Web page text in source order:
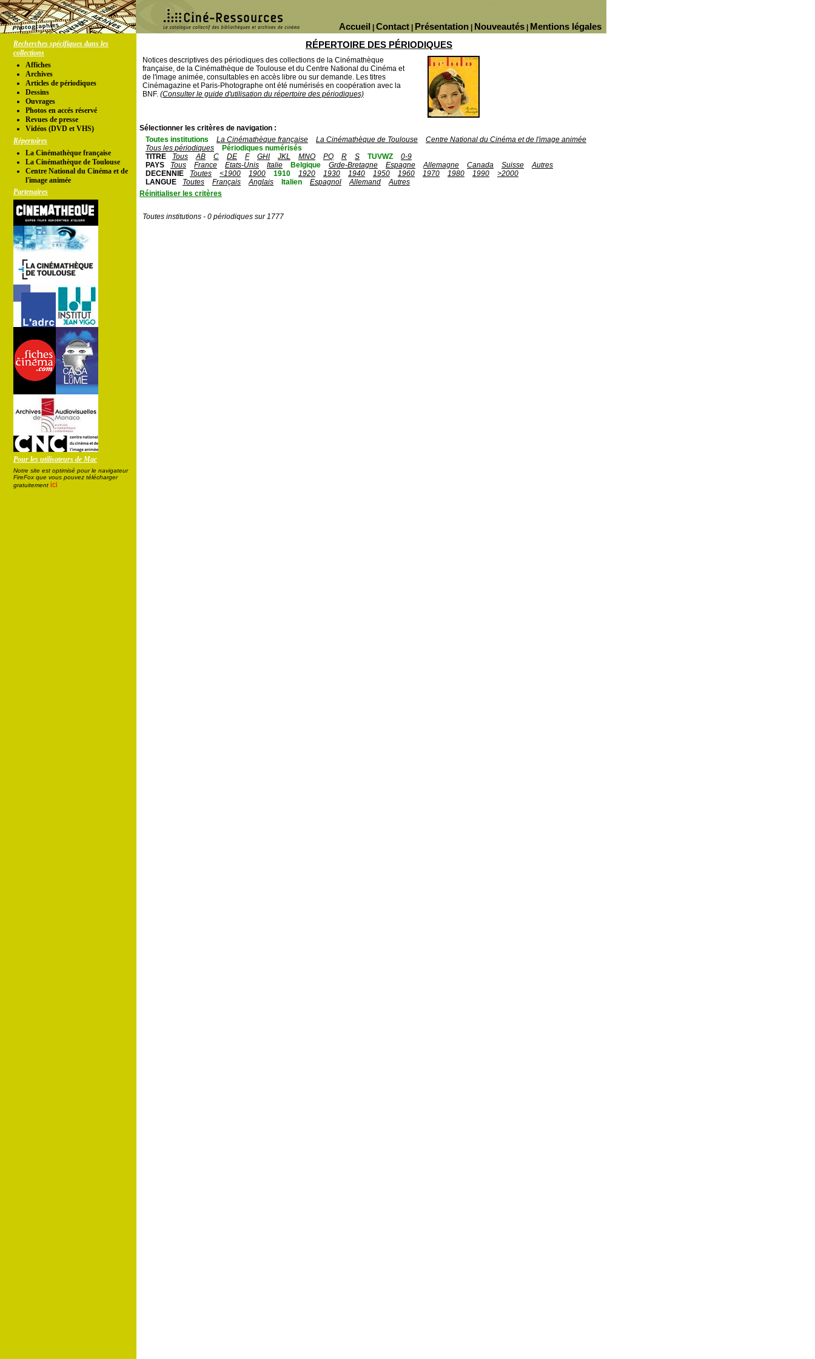
Mentions légales
Nouveautés
Présentation
Contact
Accueil
Recherches spécifiques dans les
collections
Affiches
Archives
Articles de périodiques
Dessins
Ouvrages
Photos en accés réservé
Revues de presse
Vidéos (DVD et VHS)
Répertoires
La Cinémathèque française
La Cinémathèque de Toulouse
Centre National du Cinéma et de
l'image animée
Partenaires
Pour les utilisateurs de Mac
Notre site est optimisé pour le navigateur
FireFox que vous pouvez télécharger
gratuitement ici
RÉPERTOIRE DES PÉRIODIQUES
Notices descriptives des périodiques des collections de la Cinémathèque
française, de la Cinémathèque de Toulouse et du Centre National du Cinéma et
de l'image animée, consultables en accès libre ou sur demande. Les titres
Cinémagazine et Paris-Photographe ont été numérisés en coopération avec la
BNF. (Consulter le guide d'utilisation du répertoire des périodiques)
Sélectionner les critères de navigation :
Toutes institutions
La Cinémathèque française La Cinémathèque de Toulouse
Centre National du Cinéma et de l'image animée
Tous les périodiques
Périodiques numérisés
TITRE
Tous AB C DE F GHI JKL MNO PQ R S TUVWZ
0-9
PAYS
Tous France Etats-Unis Italie Belgique Grde-Bretagne Espagne Allemagne Canada Suisse
Autres
DECENNIE
Toutes <1900 1900 1910 1920 1930 1940 1950 1960 1970 1980 1990
>2000
LANGUE
Toutes Français Anglais Italien Espagnol Allemand
Autres
Réinitialiser les critères
Toutes institutions - 0 périodiques sur 1777